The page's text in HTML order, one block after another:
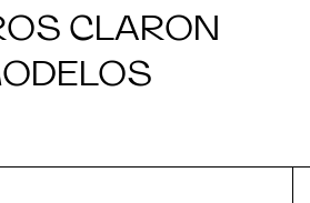
CLARON